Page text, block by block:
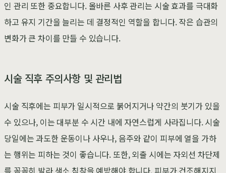
인 관리 또한 중요합니다. 올바른 사후 관리는 시술 효과를 극대화
하고 유지 기간을 늘리는 데 결정적인 역할을 합니다. 작은 습관의
변화가 큰 차이를 만들 수 있습니다.
시술 직후 주의사항 및 관리법
시술 직후에는 피부가 일시적으로 붉어지거나 약간의 붓기가 있을
수 있으나, 이는 대부분 수 시간 내에 자연스럽게 사라집니다. 시술
당일에는 과도한 운동이나 사우나, 음주와 같이 피부에 열을 가하
는 행위는 피하는 것이 좋습니다. 또한, 외출 시에는 자외선 차단제
를 꼼꼼히 발라 색소 침착을 예방해야 합니다. 피부가 건조해지지